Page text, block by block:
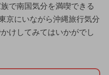
で南国気分を満喫できる
京にいながら沖縄旅行気分
けしてみてはいかがでし